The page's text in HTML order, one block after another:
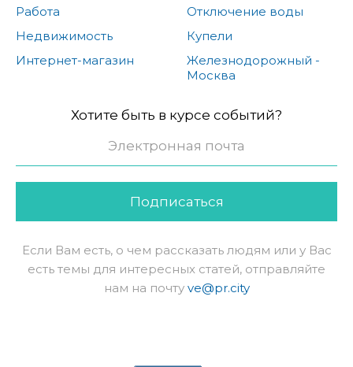
Работа
Недвижимость
Интернет-магазин
Отключение воды
Купели
Железнодорожный -
Москва
Хотите быть в курсе событий?
Подписаться
Если Вам есть, о чем рассказать людям или у Вас
есть темы для интересных статей, отправляйте
нам на почту ve@pr.city